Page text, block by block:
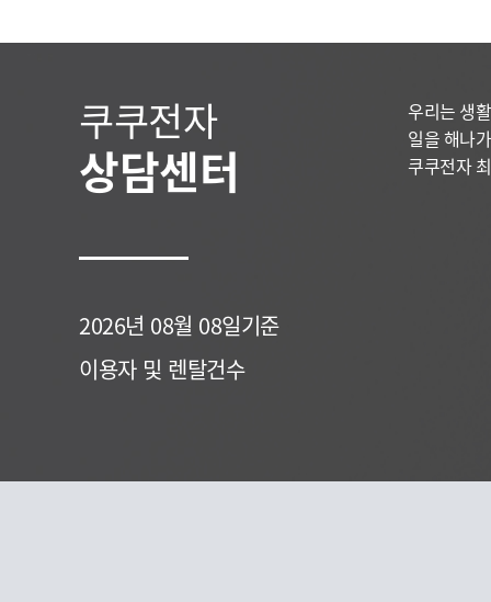
쿠쿠전자
상담센터
2026년 08월 08일기준
이용자 및 렌탈건수
우리는 생
일을 해나
쿠쿠전자